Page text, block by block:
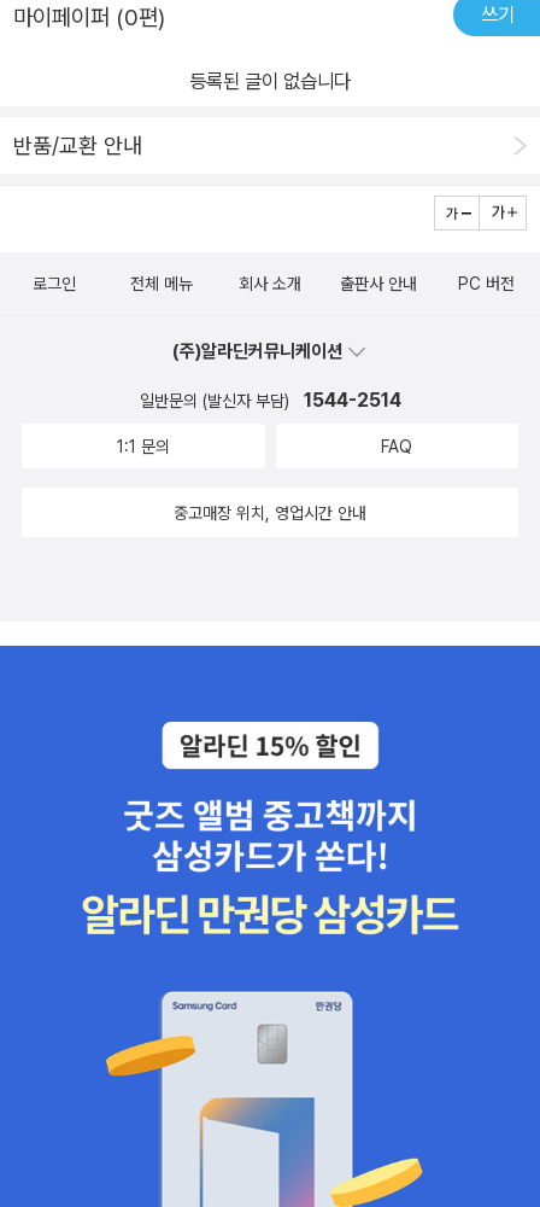
마이페이퍼 (0편) 쓰기
등록된 글이 없습니다
반품/교환 안내
로그인 전체 메뉴 회사 소개 출판사 안내 PC 버전
(주)알라딘커뮤니케이션
일반문의 (발신자 부담) 1544-2514
1:1 문의 FAQ
중고매장 위치, 영업시간 안내